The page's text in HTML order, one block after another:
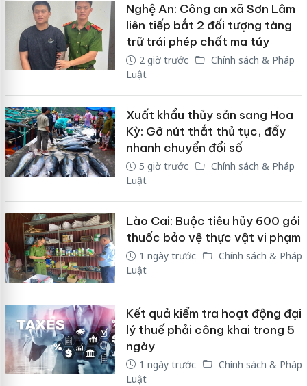
Nghệ An: Công an xã Sơn Lâm
liên tiếp bắt 2 đối tượng tàng
trữ trái phép chất ma túy
2 giờ trước
Chính sách & Pháp
Luật
Xuất khẩu thủy sản sang Hoa
Kỳ: Gỡ nút thắt thủ tục, đẩy
nhanh chuyển đổi số
5 giờ trước
Chính sách & Pháp
Luật
Lào Cai: Buộc tiêu hủy 600 gói
thuốc bảo vệ thực vật vi phạm
1 ngày trước
Chính sách & Pháp
Luật
Kết quả kiểm tra hoạt động đại
lý thuế phải công khai trong 5
ngày
1 ngày trước
Chính sách & Pháp
Luật